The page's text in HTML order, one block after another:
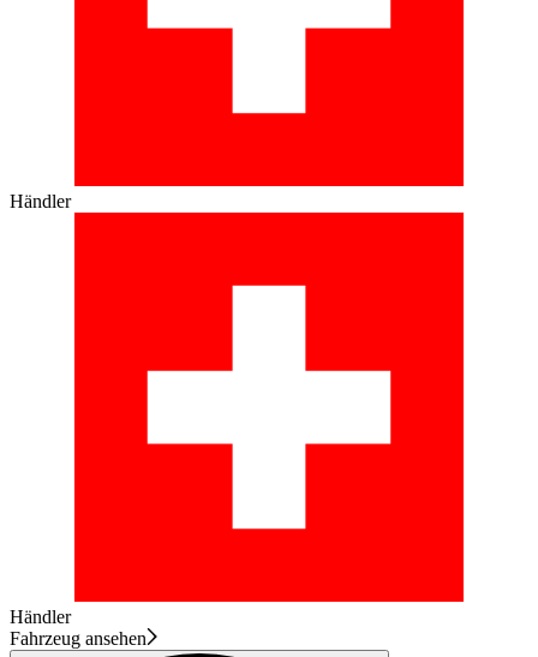
Händler
Händler
Fahrzeug ansehen